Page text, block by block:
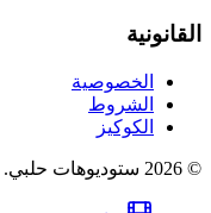
القانونية
الخصوصية
الشروط
الكوكيز
©
2026 ستوديوهات حلبي.